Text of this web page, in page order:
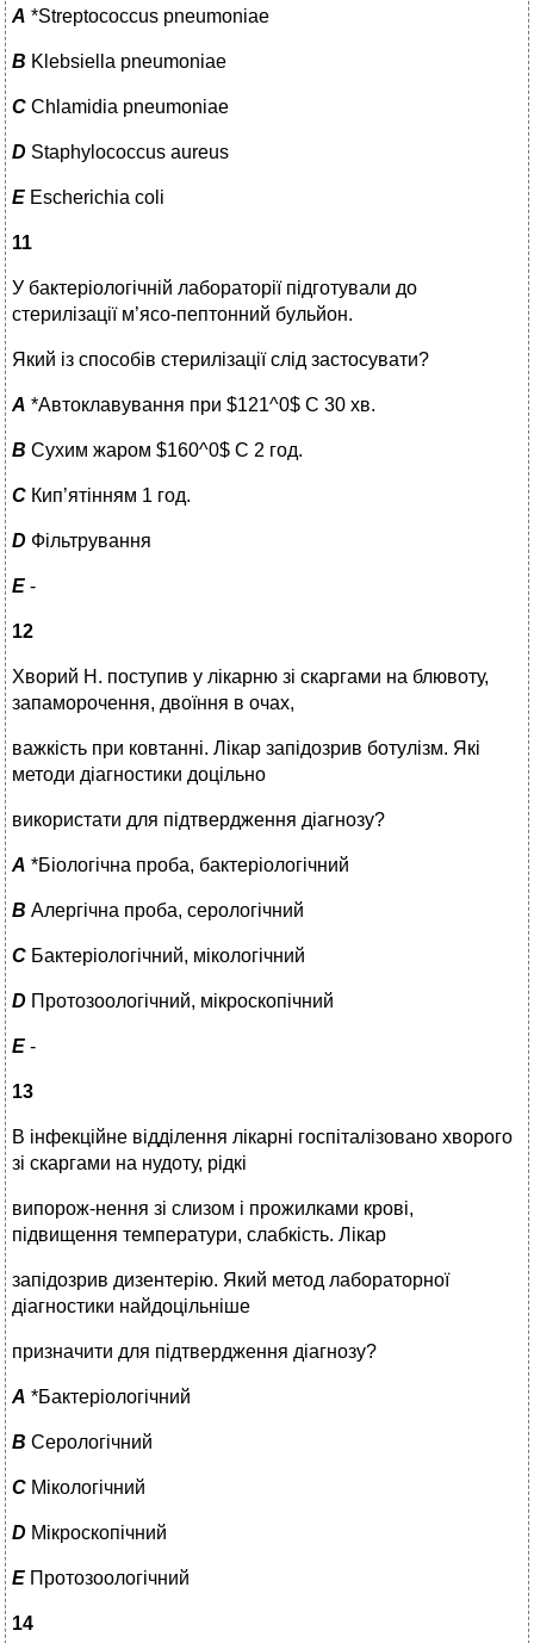
A *Streptococcus pneumoniae
B Klebsiella pneumoniae
C Chlamidia pneumoniae
D Staphylococcus aureus
E Escherichia coli
11
У бактеріологічній лабораторії підготували до
стерилізації м’ясо-пептонний бульйон.
Який із способів стерилізації слід застосувати?
A *Автоклавування при $121^0$ С 30 хв.
B Сухим жаром $160^0$ С 2 год.
C Кип’ятінням 1 год.
D Фільтрування
E -
12
Хворий Н. поступив у лікарню зі скаргами на блювоту,
запаморочення, двоїння в очах,
важкість при ковтанні. Лікар запідозрив ботулізм. Які
методи діагностики доцільно
використати для підтвердження діагнозу?
A *Біологічна проба, бактеріологічний
B Алергічна проба, серологічний
C Бактеріологічний, мікологічний
D Протозоологічний, мікроскопічний
E -
13
В інфекційне відділення лікарні госпіталізовано хворого
зі скаргами на нудоту, рідкі
випорож-нення зі слизом і прожилками крові,
підвищення температури, слабкість. Лікар
запідозрив дизентерію. Який метод лабораторної
діагностики найдоцільніше
призначити для підтвердження діагнозу?
A *Бактеріологічний
B Серологічний
C Мікологічний
D Мікроскопічний
E Протозоологічний
14